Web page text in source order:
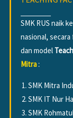
SMK RUS naik
nasional,
dan model
Mitra:
SMK Mitra
SMK IT Nur
SMK